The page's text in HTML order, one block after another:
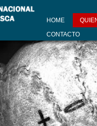
HOME
CONTACTO